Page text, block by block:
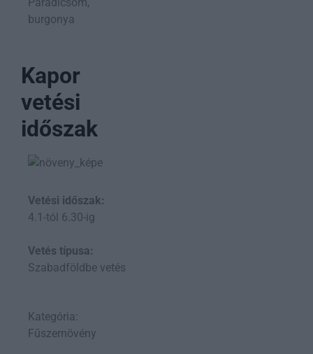
burgonya
Kapor
vetési
időszak
Vetési időszak:
4.1-tól 6.30-ig
Vetés típusa:
Szabadföldbe vetés
Kategória:
Fűszernövény